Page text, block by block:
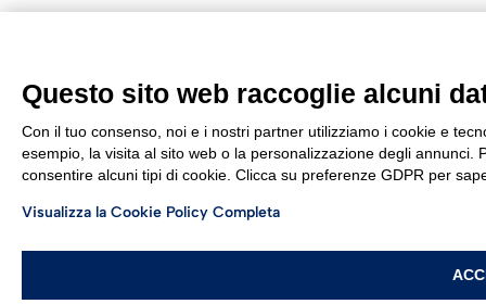
Questo sito web raccoglie alcuni
Con il tuo consenso, noi e i nostri partner utilizziamo i cookie e
esempio, la visita al sito web o la personalizzazione degli
consentire alcuni tipi di cookie. Clicca su preferenze GDPR per
Visualizza la Cookie Policy Completa